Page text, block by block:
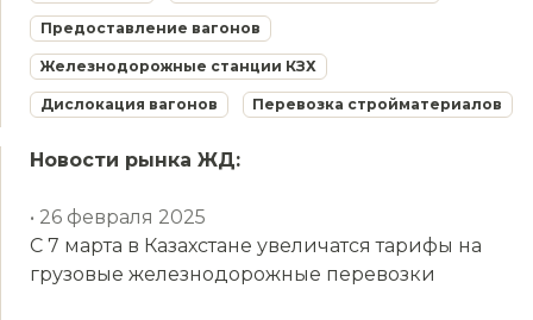
Предоставление вагонов
Железнодорожные станции КЗХ
Дислокация вагонов Перевозка стройматериалов
Новости рынка ЖД:
• 26 февраля 2025
С 7 марта в Казахстане увеличатся тарифы на
грузовые железнодорожные перевозки